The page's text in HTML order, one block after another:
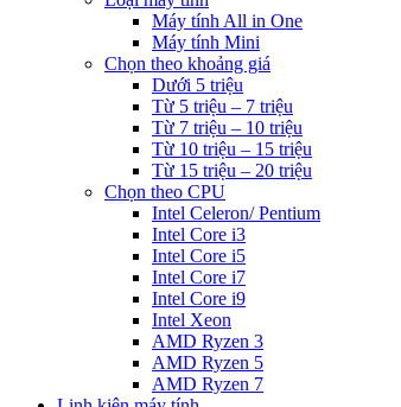
Máy tính All in One
Máy tính Mini
Chọn theo khoảng giá
Dưới 5 triệu
Từ 5 triệu – 7 triệu
Từ 7 triệu – 10 triệu
Từ 10 triệu – 15 triệu
Từ 15 triệu – 20 triệu
Chọn theo CPU
Intel Celeron/ Pentium
Intel Core i3
Intel Core i5
Intel Core i7
Intel Core i9
Intel Xeon
AMD Ryzen 3
AMD Ryzen 5
AMD Ryzen 7